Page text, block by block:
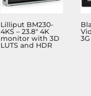
Lilliput BM230-
4KS – 23.8″ 4K
monitor with 3D
LUTS and HDR
3G